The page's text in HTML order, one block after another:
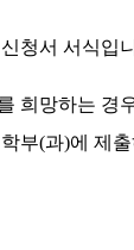
청서 서식입
희망하는 경
부(과)에 제